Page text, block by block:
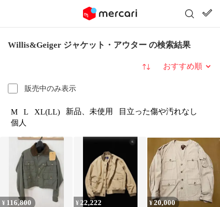
Willis&Geiger ジャケット・アウター の検索結果
販売中のみ表示
並び替え
M L XL(LL) 新品、未使用
目立った傷や汚れなし
個人
¥ 116,800 ¥ 22,222 ¥20,000